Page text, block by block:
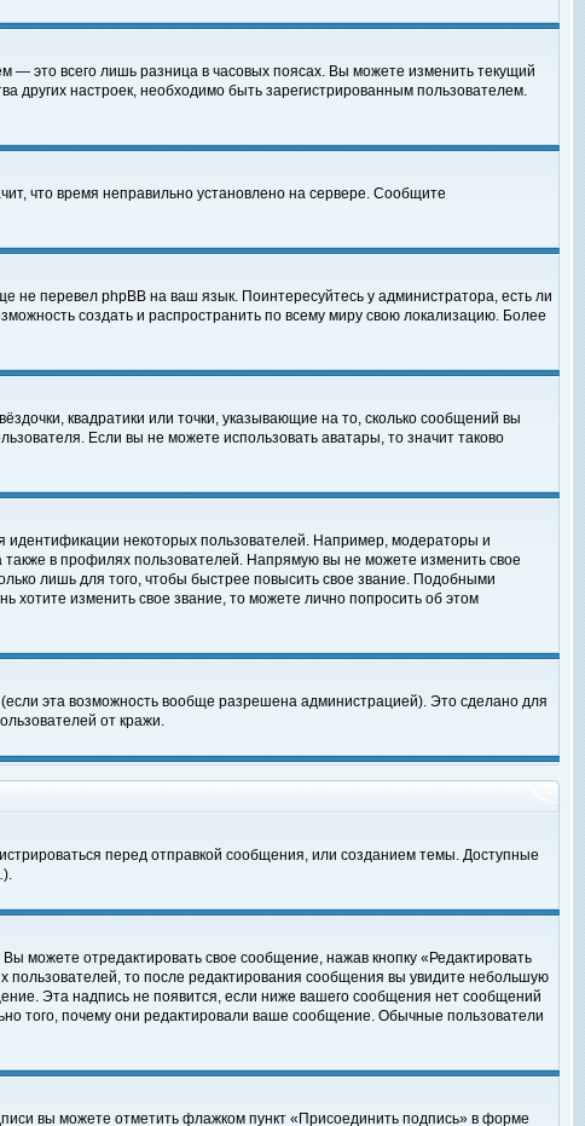
это всего лишь разница в часовых поясах. Вы можете изменить текущий
других настроек, необходимо быть зарегистрированным пользователем.
что время неправильно установлено на сервере. Сообщите
не перевел phpBB на ваш язык. Поинтересуйтесь у администратора, есть ли
создать и распространить по всему миру свою локализацию. Более
квадратики или точки, указывающие на то, сколько сообщений вы
Если вы не можете использовать аватары, то значит таково
идентификации некоторых пользователей. Например, модераторы и
в профилях пользователей. Напрямую вы не можете изменить свое
лишь для того, чтобы быстрее повысить свое звание. Подобными
изменить свое звание, то можете лично попросить об этом
эта возможность вообще разрешена администрацией). Это сделано для
от кражи.
перед отправкой сообщения, или созданием темы. Доступные
).
можете отредактировать свое сообщение, нажав кнопку «Редактировать
то после редактирования сообщения вы увидите небольшую
Эта надпись не появится, если ниже вашего сообщения нет сообщений
того, почему они редактировали ваше сообщение. Обычные пользователи
вы можете отметить флажком пункт «Присоединить подпись» в форме